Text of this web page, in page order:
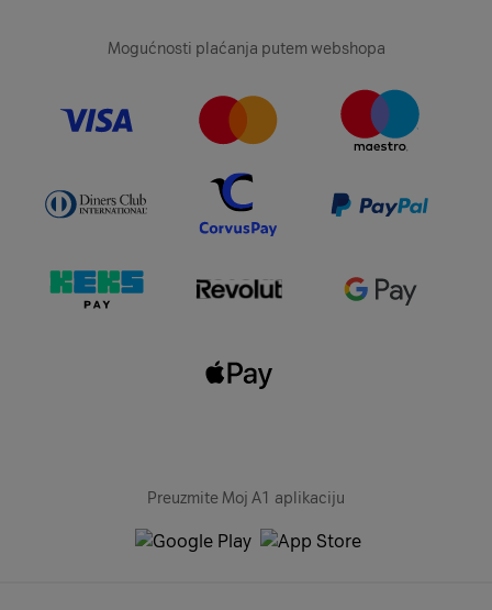
Mogućnosti plaćanja putem webshopa
Preuzmite Moj A1 aplikaciju